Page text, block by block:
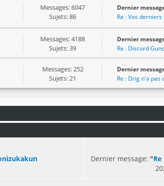
Messages: 6047
Sujets: 86
Dernier
Re : Vos derniers
Messages: 4188
Sujets: 39
Dernier
Re : Discord
Messages: 252
Sujets: 21
Dernier
Re : Drig n'a pas
Dernier message: "